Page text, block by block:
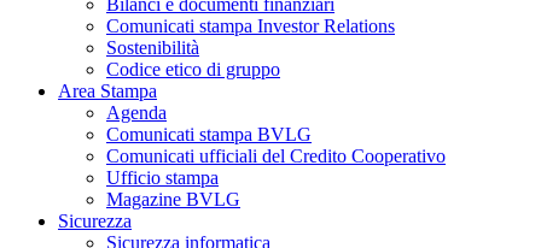
Bilanci e documenti finanziari
Comunicati stampa Investor Relations
Sostenibilità
Codice etico di gruppo
Area Stampa
Agenda
Comunicati stampa BVLG
Comunicati ufficiali del Credito Cooperativo
Ufficio stampa
Magazine BVLG
Sicurezza
Sicurezza informatica